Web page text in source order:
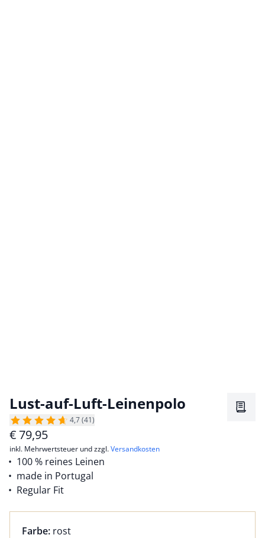
Lust-auf-Luft-Leinenpolo
4,7 (41)
€ 79,95
inkl. Mehrwertsteuer und zzgl.Versandkosten
100 % reines Leinen
made in Portugal
Regular Fit
Farbauswahl:
Farbe: aktuell ausgewählt:
rost